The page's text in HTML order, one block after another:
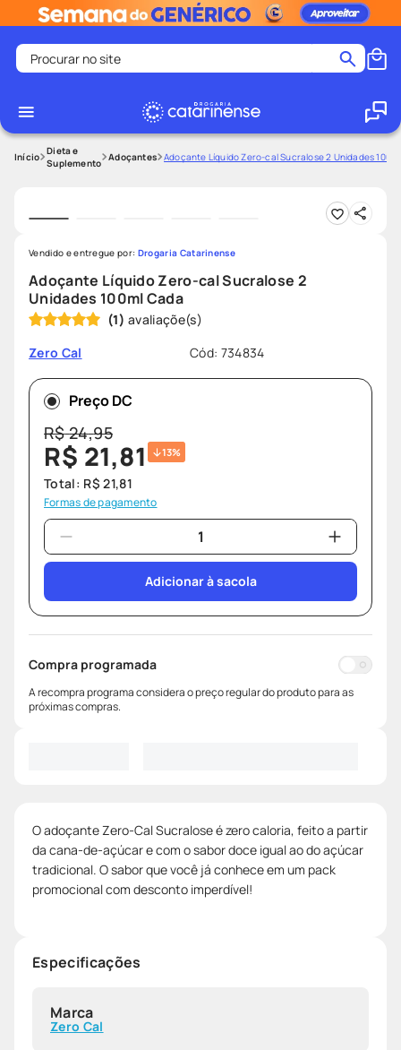
Procurar no site
1
2 º
medley
7º
mounjaro
8º
ozivy
9º
lenço umedecido
10º protetor solar
Dieta e
Suplemento Adoçantes Adoçante Líquido Zero-cal Sucralose 2 Unidades
Adoçante Líquido Zero-cal Sucralose 2
Unidades 100ml Cada
(1)
Zero Cal
Cód: 734834
Vendido e entregue por: Drogaria Catarinense
Preço DC
R$24,95
R$ 21,81 13%
Total: R$ 21,81
Formas de pagamento
Adicionar à sacola
Compra programada
A recompra programa considera o preço regular do produto para as
próximas compras.
O adoçante Zero-Cal Sucralose é zero caloria, feito a partir
da cana-de-açúcar e com o sabor doce igual ao do açúcar
tradicional. O sabor que você já conhece em um pack
promocional com desconto imperdível!
Especificações
Marca
Zero Cal